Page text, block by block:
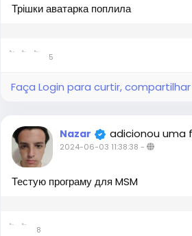
Трішки аватарка поплила
5
Faça Login para curtir,
Nazar adicionou uma
2024-06-03 11:38:38 -
Тестую програму для MSM
8